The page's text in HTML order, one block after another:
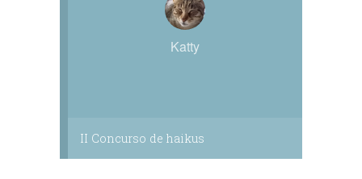
Katty
II Concurso de haikus